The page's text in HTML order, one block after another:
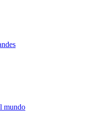
mundo